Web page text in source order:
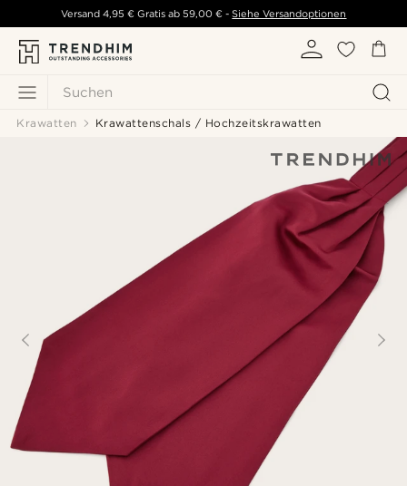
Suchen
Versand 4,95 € Gratis ab 59,00 € - Siehe Versandoptionen
Krawatten Krawattenschals / Hochzeitskrawatten